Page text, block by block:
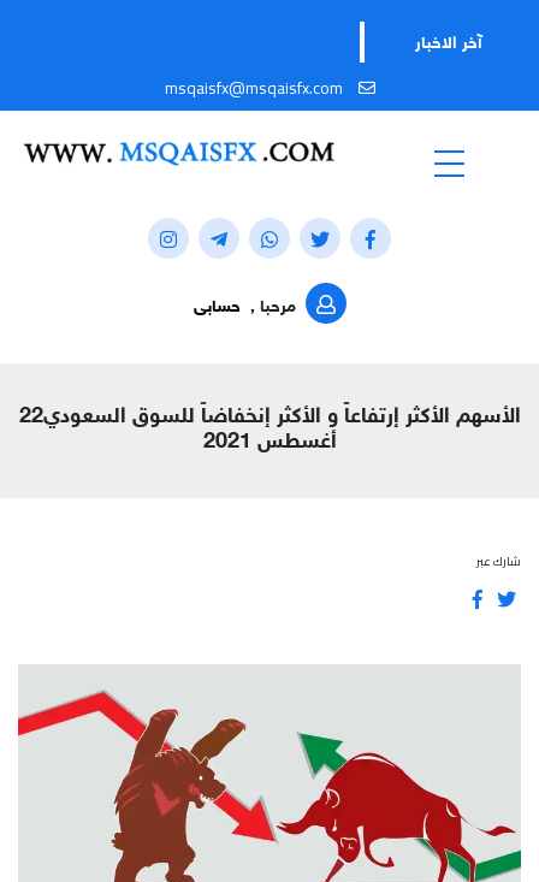
آخر الاخبار
msqaisfx@msqaisfx.com
مرحبا , حسابى
الأسهم الأكثر إرتفاعاً و الأكثر إنخفاضاً للسوق السعودي22
أغسطس 2021
شارك عبر